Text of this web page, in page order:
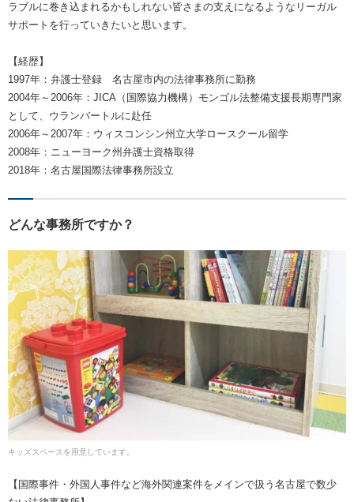
ラブルに巻き込まれるかもしれない皆さまの支えになるようなリーガル
サポートを行っていきたいと思います。
【経歴】
1997年：弁護士登録 名古屋市内の法律事務所に勤務
2004年～2006年：JICA（国際協力機構）モンゴル法整備支援長期専門家
として、ウランバートルに赴任
2006年～2007年：ウィスコンシン州立大学ロースクール留学
2008年：ニューヨーク州弁護士資格取得
2018年：名古屋国際法律事務所設立
どんな事務所ですか？
キッズスペースを用意しています。
【国際事件・外国人事件など海外関連案件をメインで扱う名古屋で数少